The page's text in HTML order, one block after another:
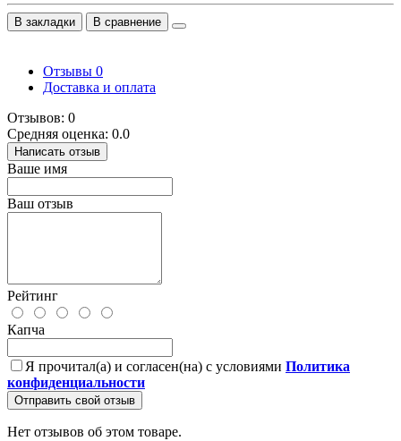
В закладки В сравнение
Отзывы 0
Доставка и оплата
Отзывов: 0
Средняя оценка: 0.0
Написать отзыв
Ваше имя
Ваш отзыв
Рейтинг
Капча
Я прочитал(а) и согласен(на) с условиями Политика
конфиденциальности
Отправить свой отзыв
Нет отзывов об этом товаре.